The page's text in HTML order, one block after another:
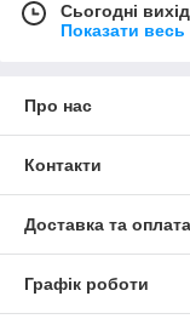
Сьогодні
Показати
Про нас
Контакти
Доставка та оплата
Графік роботи